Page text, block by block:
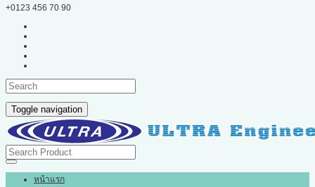
+0123 456 70 90
Toggle navigation
หน้าแรก